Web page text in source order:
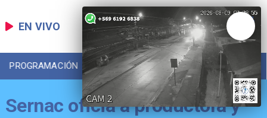
EN VIVO
PROGRAMACIÓN LOCAL DEPORTES
Sernac oficia a productora y